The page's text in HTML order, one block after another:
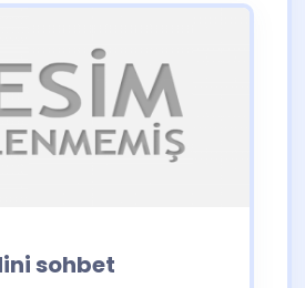
sohbet